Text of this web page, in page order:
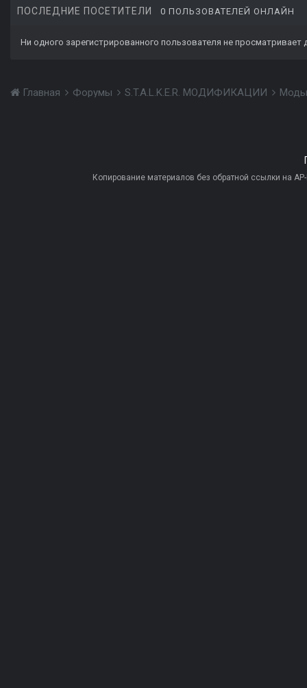
ПОСЛЕДНИЕ ПОСЕТИТЕЛИ 0 ПОЛЬЗОВАТЕЛЕЙ ОНЛАЙН
Ни одного зарегистрированного пользователя не просматривает
Главная Форумы S.T.A.L.K.E.R. МОДИФИКАЦИИ
Копирование материалов без обратной ссылки на